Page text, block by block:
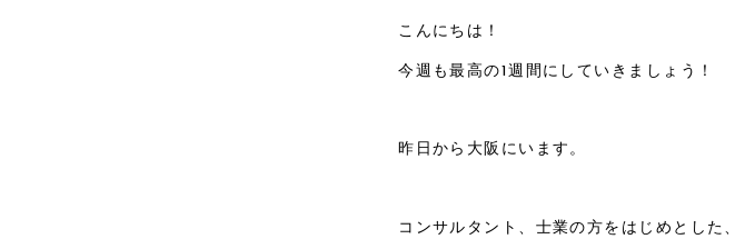
こんにちは！
今週も最高の1週間にしていきましょう！
昨日から大阪にいます。
コンサルタント、士業の方をはじめとした、